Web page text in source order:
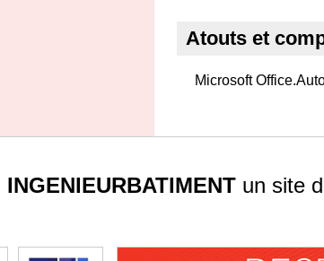
Atouts et
Microsoft
INGENIEURBATIMENT un site